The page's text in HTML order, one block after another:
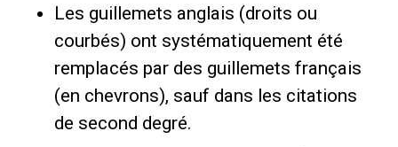
Les guillemets anglais (droits ou
courbés) ont systématiquement été
remplacés par des guillemets français
(en chevrons), sauf dans les citations
de second degré.